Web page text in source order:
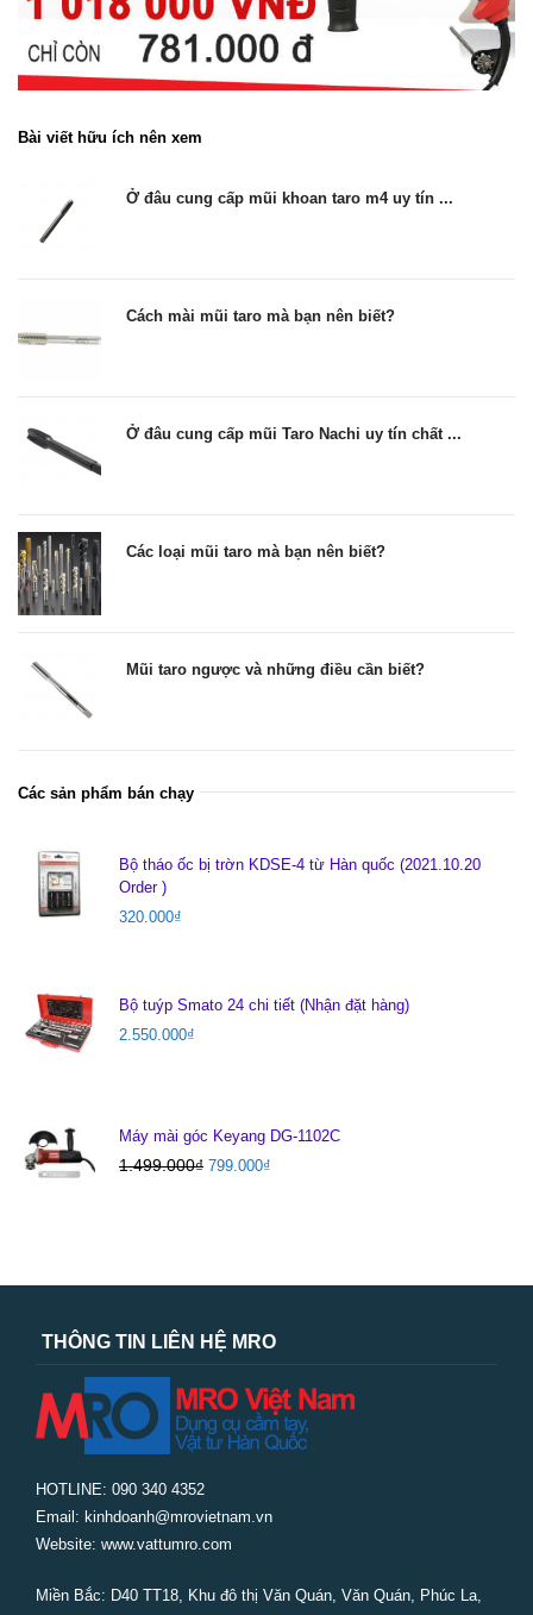
Bài viết hữu ích nên xem
Ở đâu cung cấp mũi khoan taro m4 uy tín ...
Cách mài mũi taro mà bạn nên biết?
Ở đâu cung cấp mũi Taro Nachi uy tín chất ...
Các loại mũi taro mà bạn nên biết?
Mũi taro ngược và những điều cần biết?
Các sản phẩm bán chạy
Bộ tháo ốc bị trờn KDSE-4 từ Hàn quốc (2021.10.20
Order )
320.000₫
Bộ tuýp Smato 24 chi tiết (Nhận đặt hàng)
2.550.000₫
Máy mài góc Keyang DG-1102C
1.499.000₫ 799.000₫
THÔNG TIN LIÊN HỆ MRO
HOTLINE: 090 340 4352
Email: kinhdoanh@mrovietnam.vn
Website: www.vattumro.com
Miền Bắc: D40 TT18, Khu đô thị Văn Quán, Văn Quán, Phúc La,